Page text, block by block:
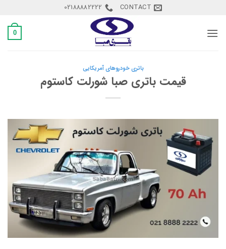
content
CONTACT
02188882222
0
باتری خودروهای آمریکایی
قیمت باتری صبا شورلت کاستوم